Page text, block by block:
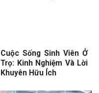
Cuộc Sống Sinh Viên Ở
Trọ: Kinh Nghiệm Và Lời
Khuyên Hữu Ích